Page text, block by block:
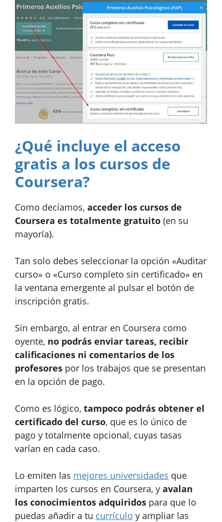
¿Qué incluye el acceso
gratis a los cursos de
Coursera?
Como decíamos, acceder los cursos de
Coursera es totalmente gratuito (en su
mayoría).
Tan solo debes seleccionar la opción «Auditar
curso» o «Curso completo sin certificado» en
la ventana emergente al pulsar el botón de
inscripción gratis.
Sin embargo, al entrar en Coursera como
oyente, no podrás enviar tareas, recibir
calificaciones ni comentarios de los
profesores por los trabajos que se presentan
en la opción de pago.
Como es lógico, tampoco podrás obtener el
certificado del curso, que es lo único de
pago y totalmente opcional, cuyas tasas
varían en cada caso.
Lo emiten las mejores universidades que
imparten los cursos en Coursera, y avalan
los conocimientos adquiridos para que lo
puedas añadir a tu currículo y ampliar las